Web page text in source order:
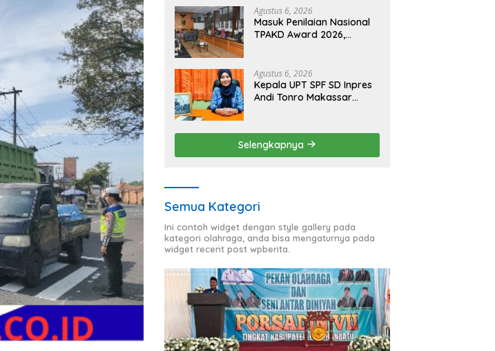
Agustus 6, 2026
Masuk Penilaian Nasional
TPAKD Award 2026,
untuk Dongkrak
Kesejahteraan Warga
Agustus 6, 2026
Kepala UPT SPF SD Inpres
Andi Tonro Makassar
Sekolah
Selengkapnya
Semua Kategori
Ini contoh widget dengan style gallery pada
kategori olahraga, anda bisa mengaturnya pada
widget recent post wpberita.